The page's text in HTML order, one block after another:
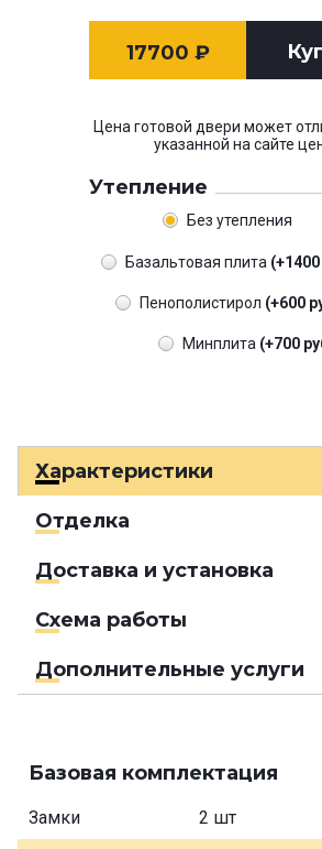
17700 ₽
Цена готовой двери может
указанной на сайте
Утепление
Без утепления
Базальтовая плита (+1400
Пенополистирол (+600
Минплита (+700
Характеристики
Отделка
Доставка и установка
Схема работы
Дополнительные услуги
Базовая комплектация
Замки 2 шт